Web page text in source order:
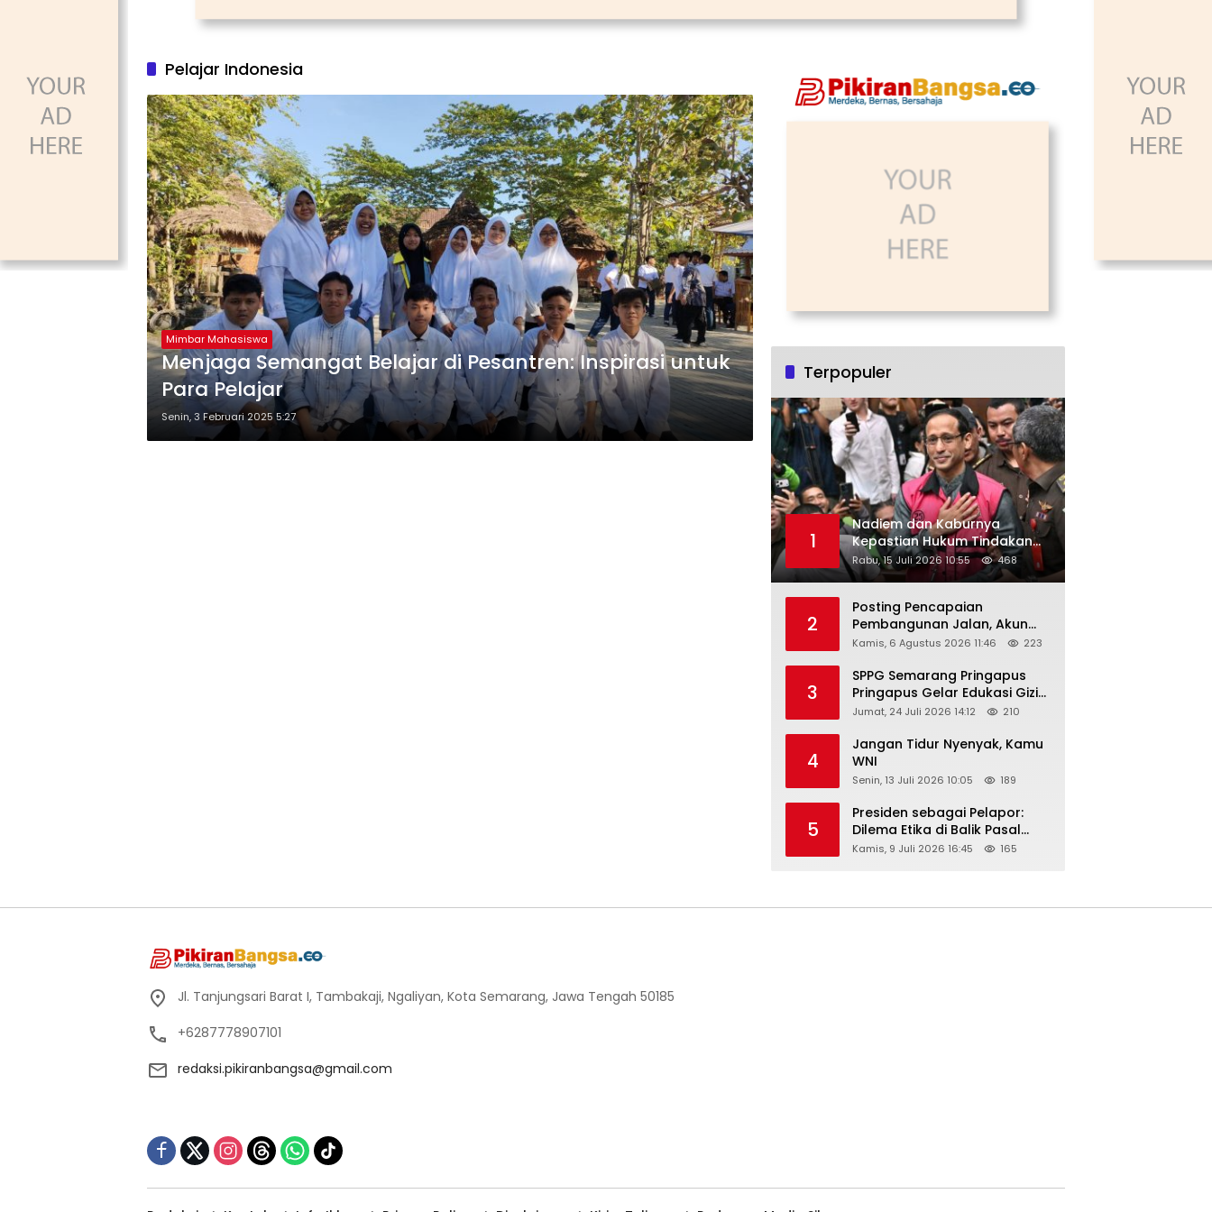
Pelajar Indonesia
Mimbar Mahasiswa
Menjaga Semangat Belajar di Pesantren: Inspirasi untuk
Para Pelajar
Senin, 3 Februari 2025 5:27
Terpopuler
1
Nadiem dan Kaburnya
Kepastian Hukum Tindakan
Pejabat Publik
Rabu, 15 Juli 2026 10:55 468
2
Posting Pencapaian
Pembangunan Jalan, Akun
Facebook Pemerintah
“Dirujak” Warganet
Kamis, 6 Agustus 2026 11:46 223
3
SPPG Semarang Pringapus
Pringapus Gelar Edukasi Gizi
di PAUD Bina Balita Peringati
Jumat, 24 Juli 2026 14:12 210
4
Jangan Tidur Nyenyak, Kamu
WNI
Senin, 13 Juli 2026 10:05 189
5
Presiden sebagai Pelapor:
Dilema Etika di Balik Pasal
218–220 KUHP
Kamis, 9 Juli 2026 16:45 165
Jl. Tanjungsari Barat I, Tambakaji, Ngaliyan, Kota Semarang, Jawa Tengah 50185
+6287778907101
redaksi.pikiranbangsa@gmail.com